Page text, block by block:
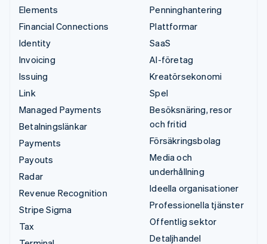
Elements
Financial Connections
Identity
Invoicing
Issuing
Link
Managed Payments
Betalningslänkar
Payments
Payouts
Radar
Revenue Recognition
Stripe Sigma
Tax
Penninghantering
Plattformar
SaaS
AI-företag
Kreatörsekonomi
Spel
Besöksnäring, resor
och fritid
Försäkringsbolag
Media och
underhållning
Ideella organisationer
Professionella tjänster
Offentlig sektor
Detaljhandel